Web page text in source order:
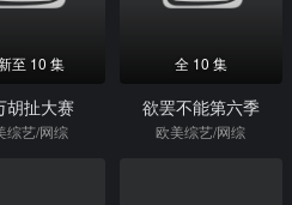
至 10 集
胡扯大赛
综艺/网综
全 10 集
欲罢不能第六季
欧美综艺/网综